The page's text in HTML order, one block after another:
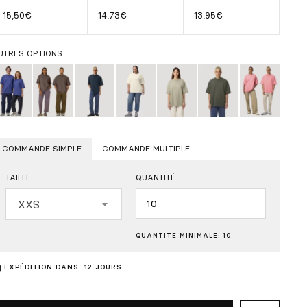
15,50€ 14,73€ 13,95€
OPTIONS
COMMANDE SIMPLE COMMANDE MULTIPLE
TAILLE
XXS
QUANTITÉ
Quantité
QUANTITÉ MINIMALE: 10
EXPÉDITION DANS: 12 JOURS.